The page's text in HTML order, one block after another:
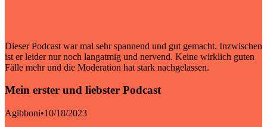
Dieser Podcast war mal sehr spannend und gut gemacht. Inzwischen
ist er leider nur noch langatmig und nervend. Keine wirklich guten
Fälle mehr und die Moderation hat stark nachgelassen.
Mein erster und liebster Podcast
Agibboni•10/18/2023